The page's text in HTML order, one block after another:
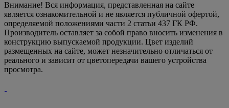
Внимание! Вся информация, представленная на сайте
является ознакомительной и не является публичной офертой,
определяемой положениями части 2 статьи 437 ГК РФ.
Производитель оставляет за собой право вносить изменения в
конструкцию выпускаемой продукции. Цвет изделий
размещенных на сайте, может незначительно отличаться от
реального и зависит от цветопередачи вашего устройства
просмотра.